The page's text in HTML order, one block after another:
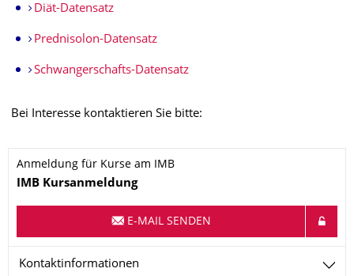
Diät-Datensatz
Prednisolon-Datensatz
Schwangerschafts-Datensatz
Bei Interesse kontaktieren Sie bitte:
Anmeldung für Kurse am IMB
Name
IMB Kursanmeldung
E-MAIL SENDEN
Kontaktinformationen